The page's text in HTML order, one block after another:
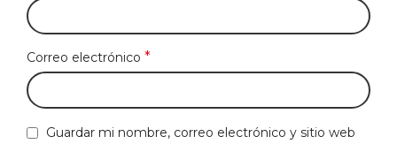
Correo electrónico *
Guardar mi nombre, correo electrónico y sitio web